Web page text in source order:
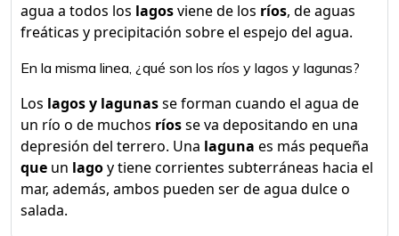
agua a todos los lagosviene de los ríos, de aguas
freáticas y precipitación sobre el espejo del agua.
En la misma linea, ¿qué son los ríos y lagos y lagunas?
Los lagos y lagunasse forman cuando el agua de
un río o de muchos ríosse va depositando en una
depresión del terrero. Una laguna es más pequeña
que un lagoy tiene corrientes subterráneas hacia el
mar, además, ambos pueden ser de agua dulce o
salada.